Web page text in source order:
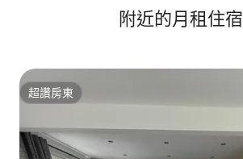
附近的月租住宿
超讚房東
超讚房東